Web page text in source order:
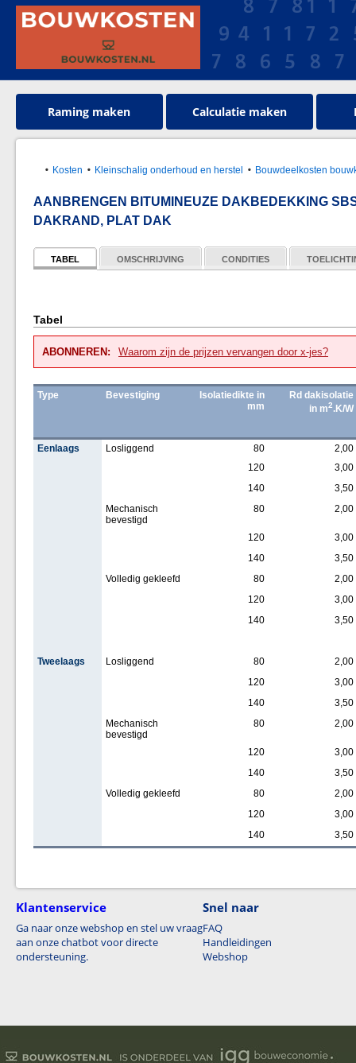
Raming maken Calculatie maken
Kosten Kleinschalig onderhoud en herstel Bouwdeelkosten
AANBRENGEN BITUMINEUZE DAKBEDEKKING
DAKRAND, PLAT DAK
TABEL OMSCHRIJVING CONDITIES
Tabel
ABONNEREN: Waarom zijn de prijzen vervangen door x-jes?
Type Bevestiging
Isolatiedikte in
mm
Rd dakisolatie
in m2.K/W
Eenlaags Losliggend 80
2,00
120
3,00
140
3,50
Mechanisch
bevestigd
80 2,00
120
3,00
140
3,50
Volledig gekleefd
80
2,00
120
3,00
140
3,50
Tweelaags Losliggend 80
2,00
120
3,00
140
3,50
Mechanisch
bevestigd
80 2,00
120
3,00
140
3,50
Volledig gekleefd
80
2,00
120
3,00
140
3,50
Klantenservice
Ga naar onze webshop en stel uw vraag
aan onze chatbot voor directe
ondersteuning.
Snel naar
FAQ
Handleidingen
Webshop